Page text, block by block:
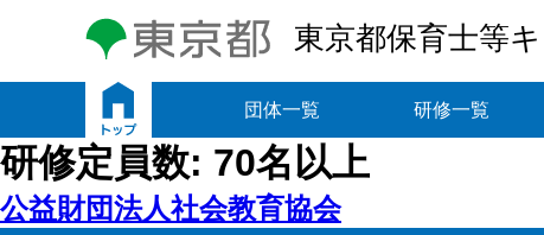
東京都保育士等
団体一覧 研修一覧
研修定員数: 70名以上
公益財団法人社会教育協会